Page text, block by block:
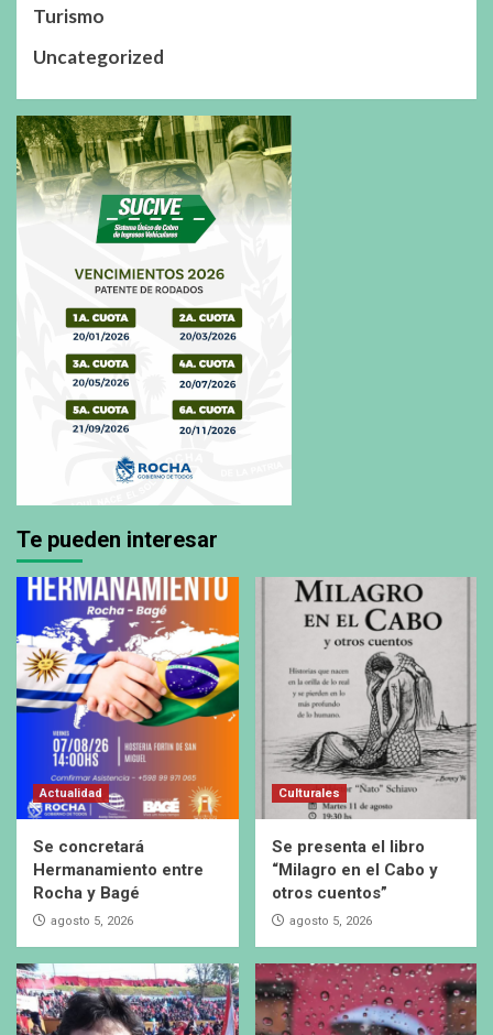
Turismo
Uncategorized
Te pueden interesar
Actualidad
Se concretará
Hermanamiento entre
Rocha y Bagé
agosto 5, 2026
Culturales
Se presenta el libro
“Milagro en el Cabo y
otros cuentos”
agosto 5, 2026